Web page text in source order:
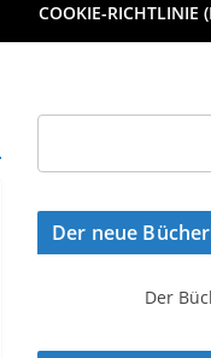
COOKIE-RICHTLINIE
Der neue
Der